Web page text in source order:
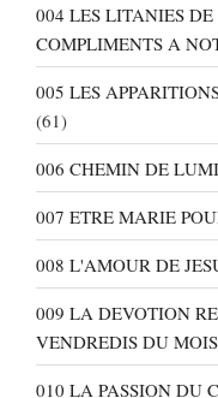
004 LES LITANIES
COMPLIMENTS A
005 LES
(61)
006 CHEMIN DE
007 ETRE MARIE
008 L'AMOUR DE
009 LA DEVOTION
VENDREDIS DU
010 LA PASSION DU